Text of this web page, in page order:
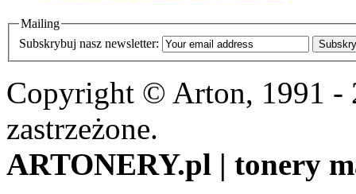
Mailing
Subskrybuj nasz newsletter:
Copyright © Arton, 1991 -
zastrzeżone.
ARTONERY.pl | tonery